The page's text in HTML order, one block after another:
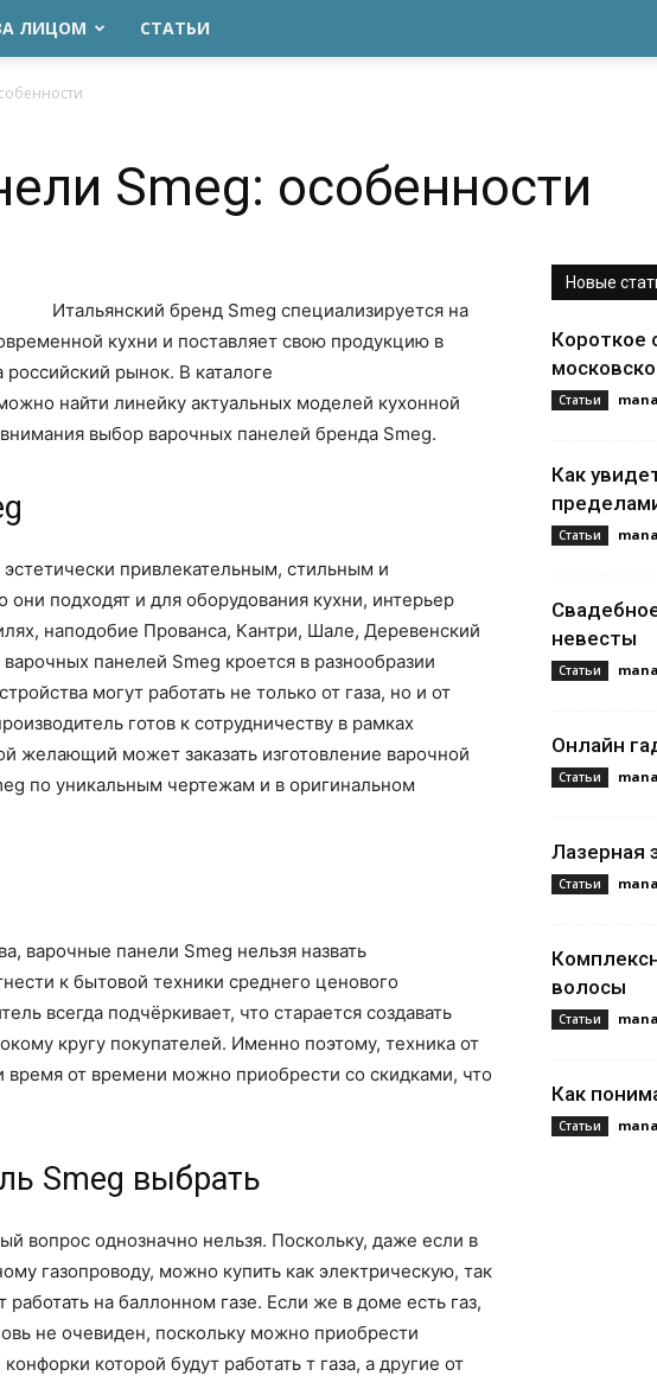
ЛИЦОМ СТАТЬИ
Smeg: особенности
Итальянский бренд Smeg специализируется на
кухни и поставляет свою продукцию в
рынок. В каталоге
найти линейку актуальных моделей кухонной
выбор варочных панелей бренда Smeg.
привлекательным, стильным и
подходят и для оборудования кухни, интерьер
наподобие Прованса, Кантри, Шале, Деревенский
панелей Smeg кроется в разнообразии
могут работать не только от газа, но и от
готов к сотрудничеству в рамках
желающий может заказать изготовление варочной
по уникальным чертежам и в оригинальном
варочные панели Smeg нельзя назвать
к бытовой техники среднего ценового
всегда подчёркивает, что старается создавать
кругу покупателей. Именно поэтому, техника от
от времени можно приобрести со скидками, что
Smeg выбрать
вопрос однозначно нельзя. Поскольку, даже если в
газопроводу, можно купить как электрическую, так
работать на баллонном газе. Если же в доме есть газ,
не очевиден, поскольку можно приобрести
которой будут работать т газа, а другие от
Новые
Короткое
Статьи
Как
Статьи
невесты
Статьи
Онлайн
Статьи
Лазерная
Статьи
волосы
Статьи
Как
Статьи